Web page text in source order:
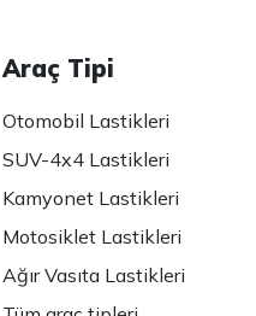
Araç Tipi
Otomobil Lastikleri
SUV-4x4 Lastikleri
Kamyonet Lastikleri
Motosiklet Lastikleri
Ağır Vasıta Lastikleri